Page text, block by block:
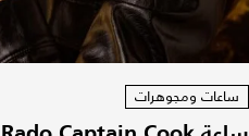
ساعات ومجوهرات